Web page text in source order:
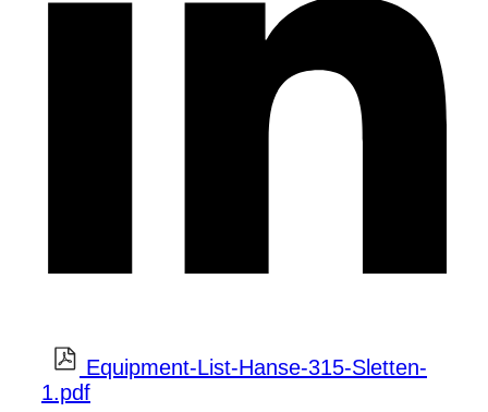
Equipment-List-Hanse-315-Sletten-
1.pdf